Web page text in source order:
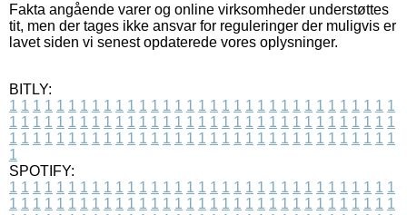
Fakta angående varer og online virksomheder understøttes
tit, men der tages ikke ansvar for reguleringer der muligvis er
lavet siden vi senest opdaterede vores oplysninger.
BITLY:
1 1 1 1 1 1 1 1 1 1 1 1 1 1 1 1 1 1 1 1 1 1 1 1 1 1 1 1 1 1 1 1 1
1 1 1 1 1 1 1 1 1 1 1 1 1 1 1 1 1 1 1 1 1 1 1 1 1 1 1 1 1 1 1 1 1
1 1 1 1 1 1 1 1 1 1 1 1 1 1 1 1 1 1 1 1 1 1 1 1 1 1 1 1 1 1 1 1 1
1
SPOTIFY:
1 1 1 1 1 1 1 1 1 1 1 1 1 1 1 1 1 1 1 1 1 1 1 1 1 1 1 1 1 1 1 1 1
1 1 1 1 1 1 1 1 1 1 1 1 1 1 1 1 1 1 1 1 1 1 1 1 1 1 1 1 1 1 1 1 1